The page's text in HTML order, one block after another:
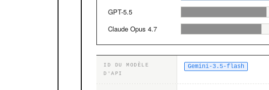
GPT-5.5
Claude Opus 4.7
ID DU MODÈLE
D'API
Gemini-3.5-flash